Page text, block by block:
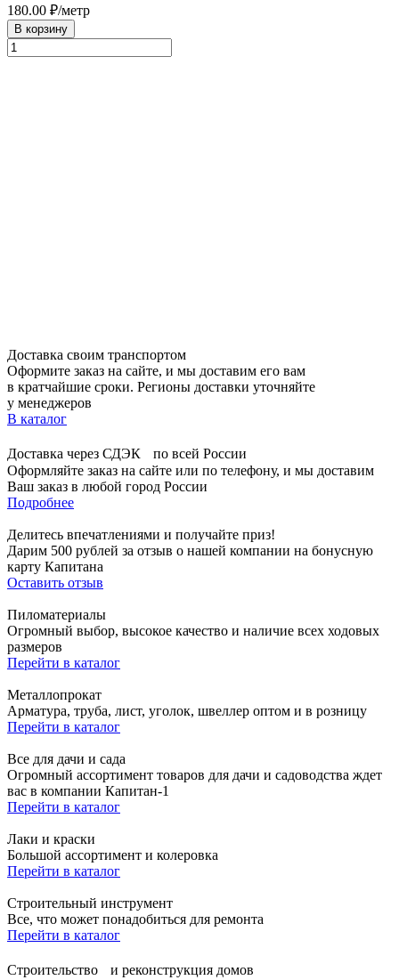
180.00 ₽/метр
В корзину
Доставка своим транспортом
Оформите заказ на сайте, и мы доставим его вам
в кратчайшие сроки. Регионы доставки уточняйте
у менеджеров
В каталог
Доставка через СДЭК по всей России
Оформляйте заказ на сайте или по телефону, и мы доставим
Ваш заказ в любой город России
Подробнее
Делитесь впечатлениями и получайте приз!
Дарим 500 рублей за отзыв о нашей компании на бонусную
карту Капитана
Оставить отзыв
Пиломатериалы
Огромный выбор, высокое качество и наличие всех ходовых
размеров
Перейти в каталог
Металлопрокат
Арматура, труба, лист, уголок, швеллер оптом и в розницу
Перейти в каталог
Все для дачи и сада
Огромный ассортимент товаров для дачи и садоводства ждет
вас в компании Капитан-1
Перейти в каталог
Лаки и краски
Большой ассортимент и колеровка
Перейти в каталог
Строительный инструмент
Все, что может понадобиться для ремонта
Перейти в каталог
Строительство и реконструкция домов